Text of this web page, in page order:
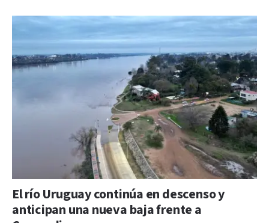
El río Uruguay continúa en descenso y
anticipan una nueva baja frente a